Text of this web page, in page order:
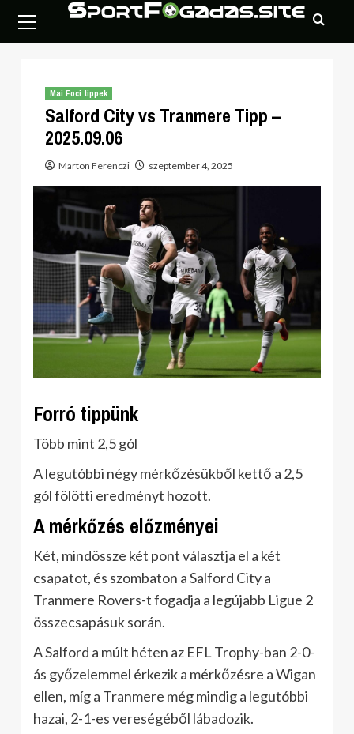
content
Menu
Mai Foci tippek
Salford City vs Tranmere Tipp –
2025.09.06
Marton Ferenczi szeptember 4, 2025
Forró tippünk
Több mint 2,5 gól
A legutóbbi négy mérkőzésükből kettő a 2,5
gól fölötti eredményt hozott.
A mérkőzés előzményei
Két, mindössze két pont választja el a két
csapatot, és szombaton a Salford City a
Tranmere Rovers-t fogadja a legújabb Ligue 2
összecsapásuk során.
A Salford a múlt héten az EFL Trophy-ban 2-0-
ás győzelemmel érkezik a mérkőzésre a Wigan
ellen, míg a Tranmere még mindig a legutóbbi
hazai, 2-1-es vereségéből lábadozik.